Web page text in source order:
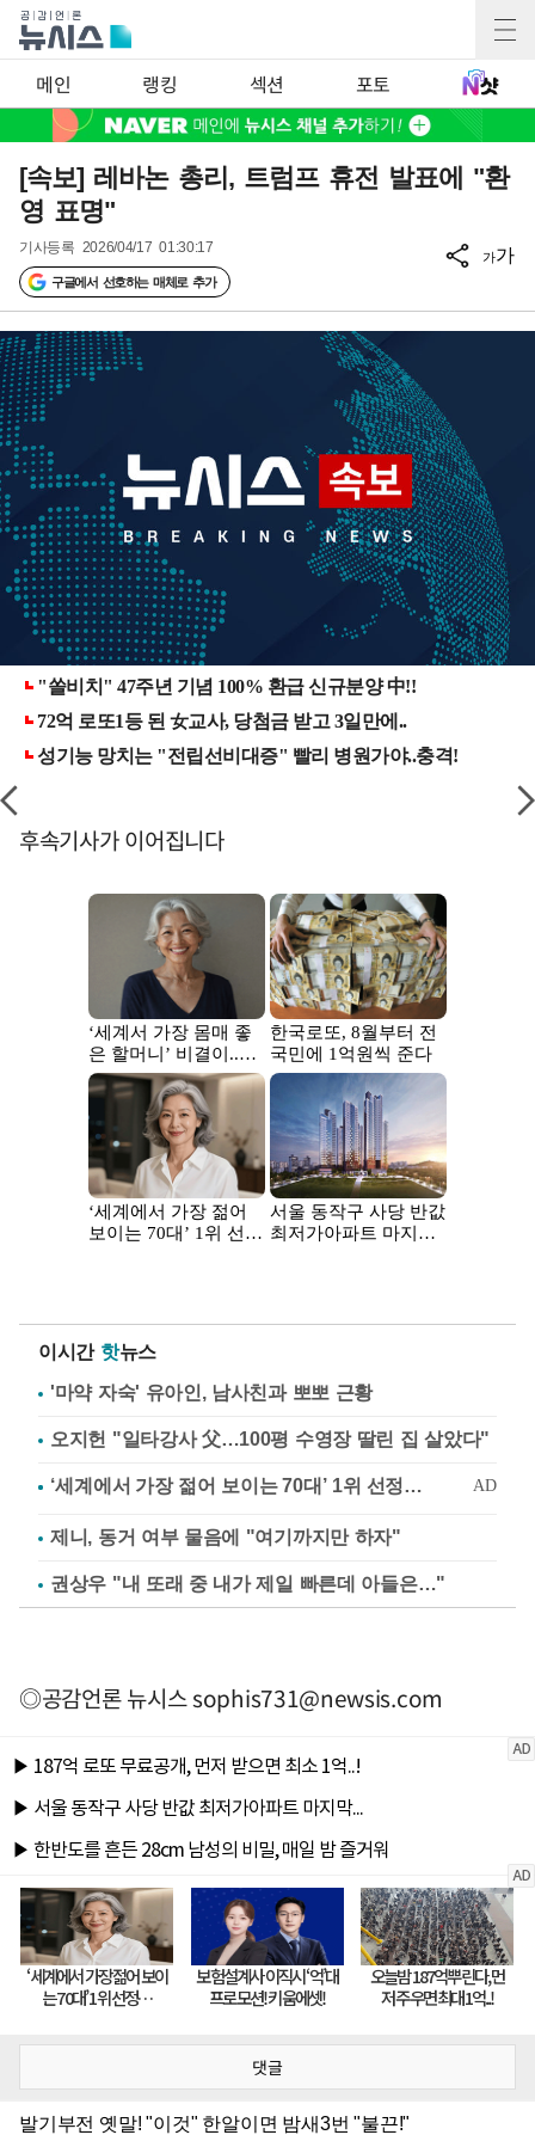
메인 랭킹 섹션 포토
[속보] 레바논 총리, 트럼프 휴전 발표에 "환
영 표명"
기사등록 2026/04/17 01:30:17
구글에서 선호하는 매체로 추가
가가
후속기사가 이어집니다
이시간 핫뉴스
'마약 자숙' 유아인, 남사친과 뽀뽀 근황
오지헌 "일타강사 父…100평 수영장 딸린 집 살았다"
제니, 동거 여부 물음에 "여기까지만 하자"
권상우 "내 또래 중 내가 제일 빠른데 아들은…"
◎공감언론 뉴시스sophis731@newsis.com
댓글